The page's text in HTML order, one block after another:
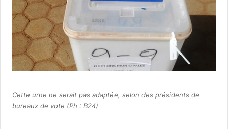
Cette urne ne serait pas adaptée, selon des présidents de
bureaux de vote (Ph : B24)